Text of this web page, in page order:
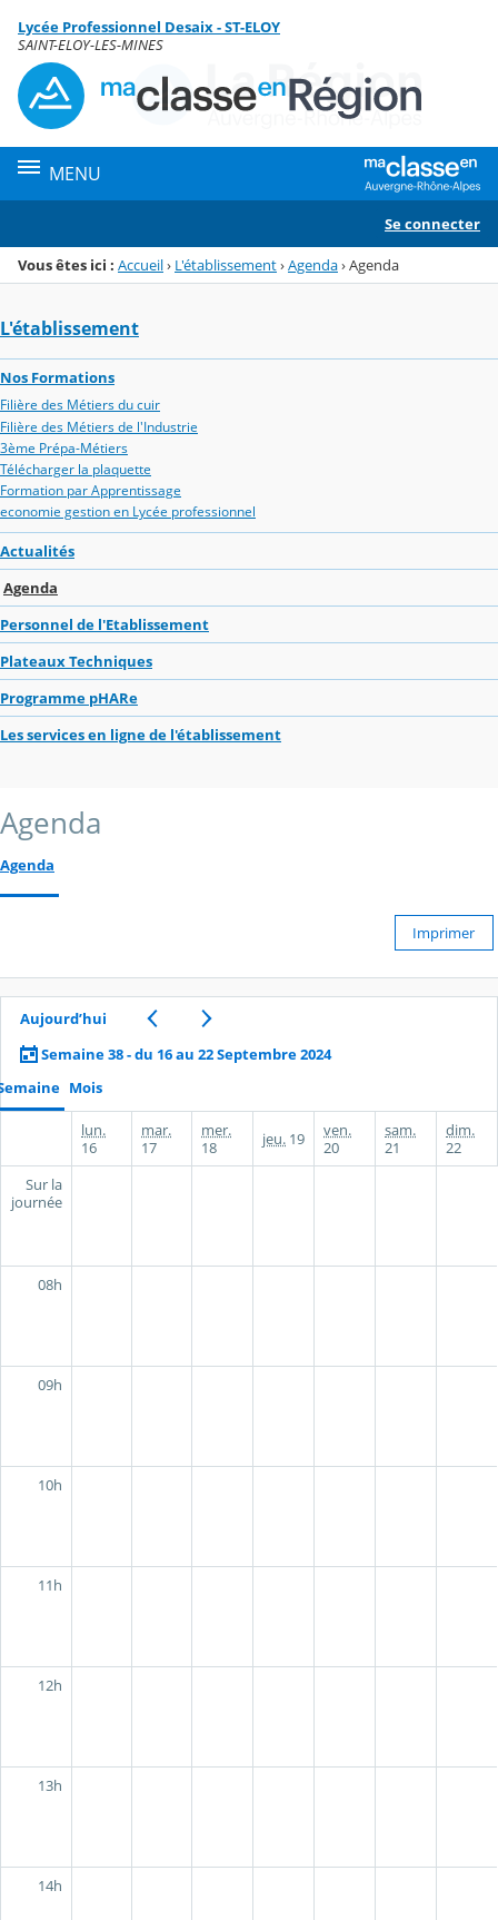
Menu de la rubrique
Contenu
Lycée Professionnel Desaix - ST-ELOY
SAINT-ELOY-LES-MINES
MENU
Se connecter
Vous êtes ici : Accueil› L'établissement›Agenda›Agenda
L'établissement
Nos Formations
Filière des Métiers du cuir
Filière des Métiers de l'Industrie
3ème Prépa-Métiers
Télécharger la plaquette
Formation par Apprentissage
economie gestion en Lycée professionnel
Actualités
Agenda
Personnel de l'Etablissement
Plateaux Techniques
Programme pHARe
Les services en ligne de l'établissement
Agenda
Agenda
Imprimer
Aujourd’hui
Semaine 38 - du 16 au 22 Septembre 2024
Mois
lun.
16
mar.
17
mer.
18
jeu. 19
ven.
20
sam.
21
dim.
22
Sur la
journée
08h
09h
10h
11h
12h
13h
14h